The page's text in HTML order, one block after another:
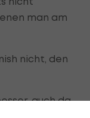
man am
nicht, den
auch da